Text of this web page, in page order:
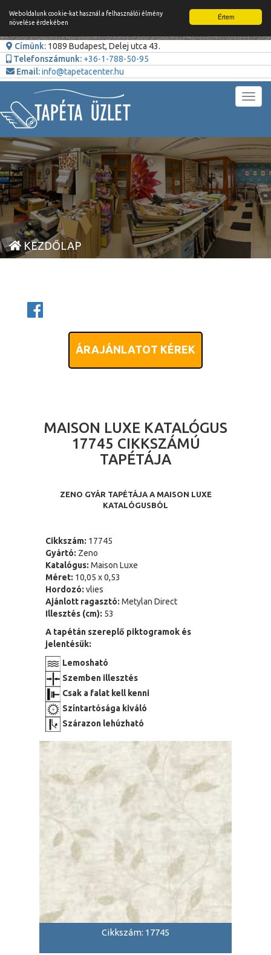
Értem
Weboldalunk cookie-kat használ a felhasználói élmény
növelése érdekében
Címünk: 1089 Budapest, Delej utca 43.
Telefonszámunk: +36-1-788-50-95
Email:info@tapetacenter.hu
KEZDŐLAP
ÁRAJÁNLATOT KÉREK
MAISON LUXE KATALÓGUS
17745 CIKKSZÁMÚ
TAPÉTÁJA
ZENO GYÁR TAPÉTÁJA A MAISON LUXE
KATALÓGUSBÓL
Cikkszám: 17745
Gyártó: Zeno
Katalógus: Maison Luxe
Méret: 10,05 x 0,53
Hordozó: vlies
Ajánlott ragasztó: Metylan Direct
Illesztés (cm): 53
A tapétán szereplő piktogramok és
jelentésük:
Lemosható
Szemben illesztés
Csak a falat kell kenni
Színtartósága kiváló
Szárazon lehúzható
Cikkszám: 17745